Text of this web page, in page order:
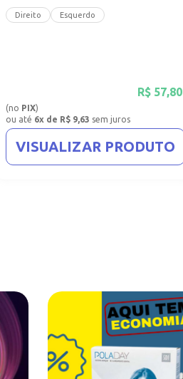
Direito Esquerdo
R$ 57,80
(no PIX)
ou até 6x de R$ 9,63 sem juros
VISUALIZAR PRODUTO